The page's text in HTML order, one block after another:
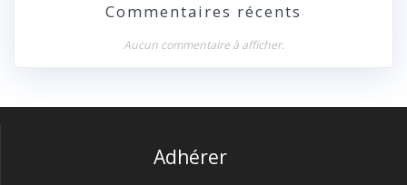
Commentaires récents
Aucun commentaire à afficher.
Adhérer